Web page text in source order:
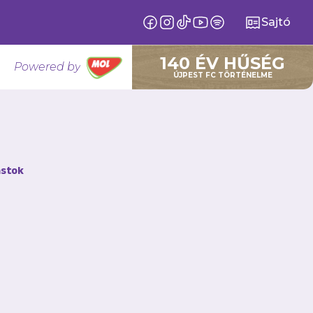
Sajtó
Powered by 140 ÉV HŰSÉG
ÚJPEST FC TÖRTÉNELME
címét és
mérkőzést az